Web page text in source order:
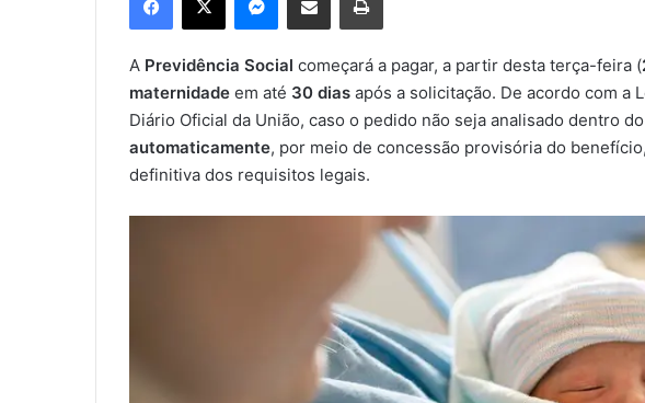
e
-
m
a
A Previdência Social começará a pagar, a partir desta terça-feira (
maternidade em até 30 dias após a solicitação. De acordo com a
Diário Oficial da União, caso o pedido não seja analisado dentro
automaticamente, por meio de concessão provisória do
definitiva dos requisitos legais.